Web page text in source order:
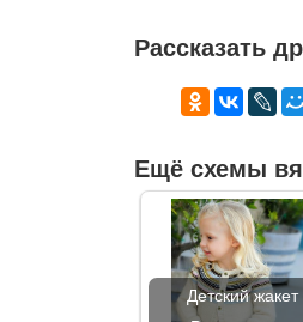
Рассказать
Ещё схемы
Детский жакет